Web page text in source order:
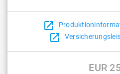
open_in_new
open_in_new
EUR